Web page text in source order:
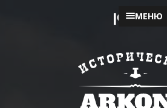
МЕНЮ